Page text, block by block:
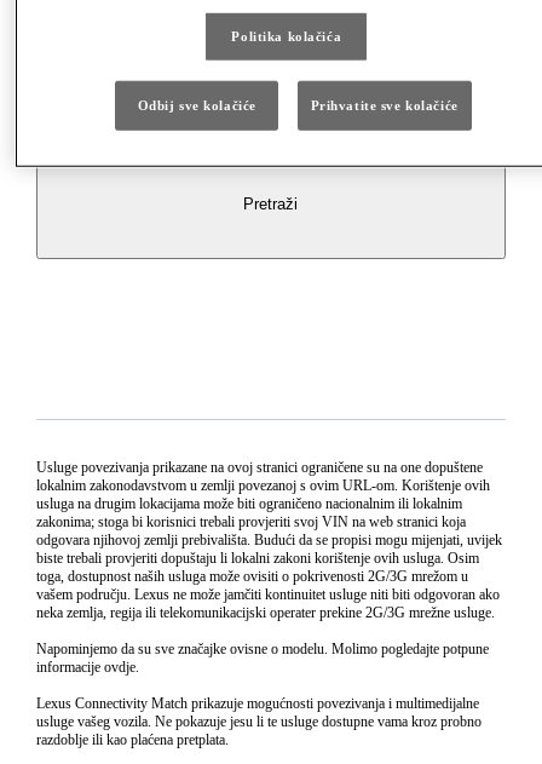
Pretraži
Usluge povezivanja prikazane na ovoj stranici ograničene su na one dopuštene
lokalnim zakonodavstvom u zemlji povezanoj s ovim URL-om. Korištenje ovih
usluga na drugim lokacijama može biti ograničeno nacionalnim ili lokalnim
zakonima; stoga bi korisnici trebali provjeriti svoj VIN na web stranici koja
odgovara njihovoj zemlji prebivališta. Budući da se propisi mogu mijenjati, uvijek
biste trebali provjeriti dopuštaju li lokalni zakoni korištenje ovih usluga. Osim
toga, dostupnost naših usluga može ovisiti o pokrivenosti 2G/3G mrežom u
vašem području. Lexus ne može jamčiti kontinuitet usluge niti biti odgovoran ako
neka zemlja, regija ili telekomunikacijski operater prekine 2G/3G mrežne usluge.
Napominjemo da su sve značajke ovisne o modelu. Molimo pogledajte potpune
informacije ovdje.
Lexus Connectivity Match prikazuje mogućnosti povezivanja i multimedijalne
usluge vašeg vozila. Ne pokazuje jesu li te usluge dostupne vama kroz probno
razdoblje ili kao plaćena pretplata.
Politika kolačića
Odbij sve kolačiće Prihvatite sve kolačiće